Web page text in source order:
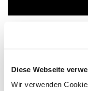
Diese Webseite
Wir verwenden